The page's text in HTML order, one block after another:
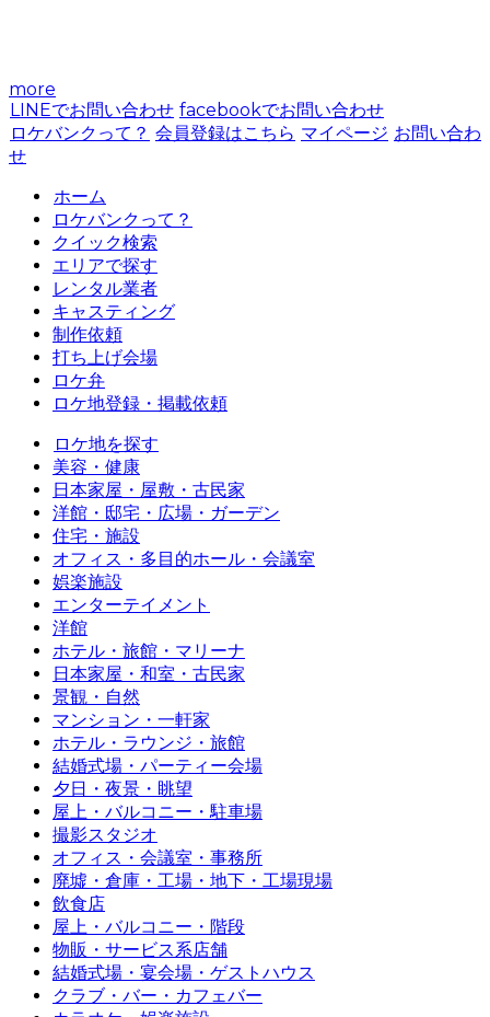
more
LINEでお問い合わせ facebookでお問い合わせ
ロケバンクって？ 会員登録はこちら マイページ お問い合わ
せ
ホーム
ロケバンクって？
クイック検索
エリアで探す
レンタル業者
キャスティング
制作依頼
打ち上げ会場
ロケ弁
ロケ地登録・掲載依頼
ロケ地を探す
美容・健康
日本家屋・屋敷・古民家
洋館・邸宅・広場・ガーデン
住宅・施設
オフィス・多目的ホール・会議室
娯楽施設
エンターテイメント
洋館
ホテル・旅館・マリーナ
日本家屋・和室・古民家
景観・自然
マンション・一軒家
ホテル・ラウンジ・旅館
結婚式場・パーティー会場
夕日・夜景・眺望
屋上・バルコニー・駐車場
撮影スタジオ
オフィス・会議室・事務所
廃墟・倉庫・工場・地下・工場現場
飲食店
屋上・バルコニー・階段
物販・サービス系店舗
結婚式場・宴会場・ゲストハウス
クラブ・バー・カフェバー